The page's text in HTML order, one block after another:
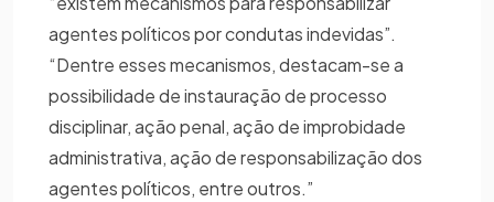
agentes políticos por condutas indevidas”.
“Dentre esses mecanismos, destacam-se a
possibilidade de instauração de processo
disciplinar, ação penal, ação de improbidade
administrativa, ação de responsabilização dos
agentes políticos, entre outros.”